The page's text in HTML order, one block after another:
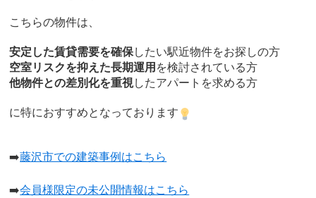
こちらの物件は、
安定した賃貸需要を確保したい駅近物件をお探しの方
空室リスクを抑えた長期運用を検討されている方
他物件との差別化を重視したアパートを求める方
に特におすすめとなっております
➡️藤沢市での建築事例はこちら
➡️会員様限定の未公開情報はこちら